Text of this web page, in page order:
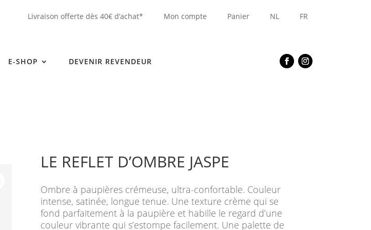
Livraison offerte dès 40€ d’achat* Mon compte Panier NL FR
E-SHOP
DEVENIR REVENDEUR
LE REFLET D’OMBRE JASPE
Ombre à paupières crémeuse, ultra-confortable. Couleur
intense, satinée, longue tenue. Une texture crème qui se
fond parfaitement à la paupière et habille le regard d’une
couleur vibrante qui s’estompe facilement. Une palette de